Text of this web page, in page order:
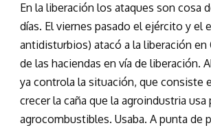
En la liberación los ataques son cosa
días. El viernes pasado el ejército y el
antidisturbios) atacó a la liberación en
de las haciendas en vía de liberación.
ya controla la situación, que consiste
crecer la caña que la agroindustria usa
agrocombustibles. Usaba. A punta de